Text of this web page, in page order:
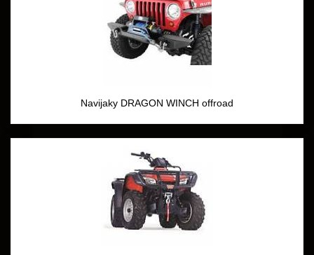
Navijaky DRAGON WINCH offroad